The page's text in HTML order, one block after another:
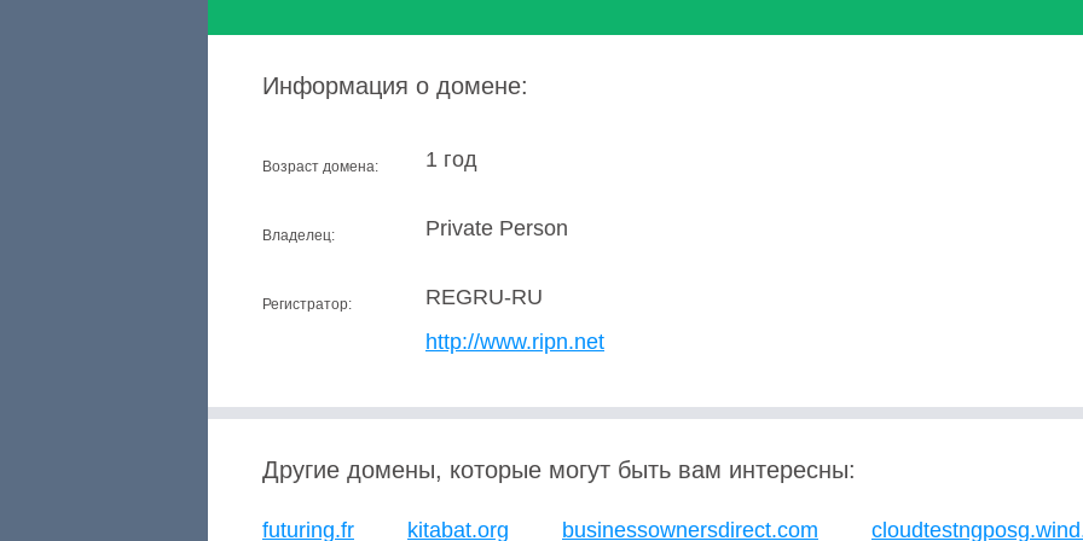
Информация о домене:
Возраст домена: 1 год
Владелец: Private Person
Регистратор:
REGRU-RU
http://www.ripn.net
Другие домены, которые могут быть вам интересны:
futuring.fr kitabat.org businessownersdirect.com